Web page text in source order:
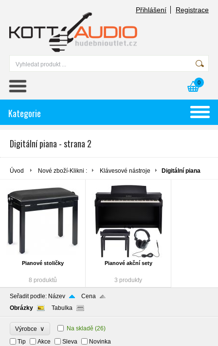
Přihlášení Registrace
0
Kategorie
Digitální piana - strana 2
Úvod Nové zboží-Klikni : Klávesové nástroje Digitální piana
Pianové stoličky
8 produktů
Pianové akční sety
3 produkty
Seřadit podle: Název
Cena
Obrázky
Tabulka
Výrobce ∨ Na skladě (26)
Tip
Akce Sleva Novinka